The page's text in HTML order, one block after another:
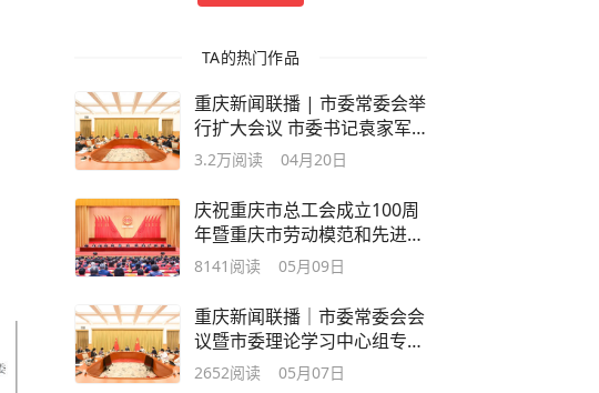
TA的热门作品
重庆新闻联播 | 市委常委会举
行扩大会议 市委书记袁家军
主持并讲话
3.2万阅读 04月20日
庆祝重庆市总工会成立100周
年暨重庆市劳动模范和先进工
作者表彰大会举行 袁家军出
洪江讲话
8141 阅读 05月09日
重庆新闻联播｜市委常委会会
议暨市委理论学习中心组专题
学习会举行 市委书记袁家军
2652阅读 05月07日